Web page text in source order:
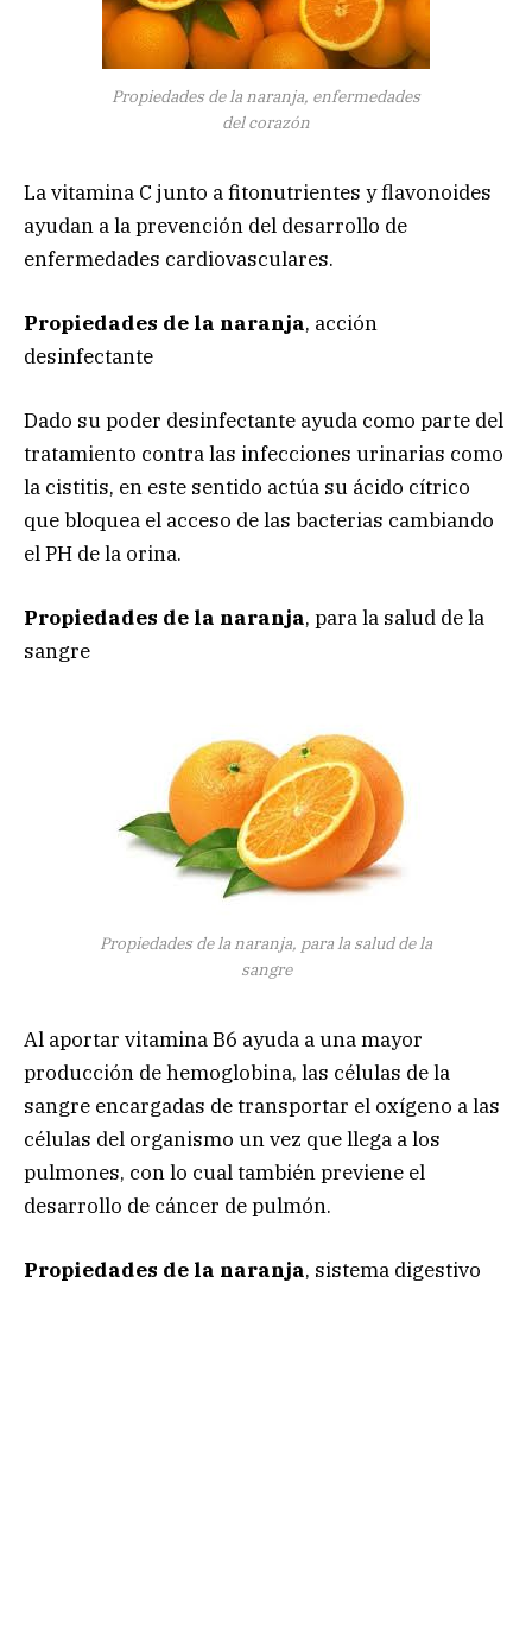
Propiedades de la naranja, enfermedades
del corazón
La vitamina C junto a fitonutrientes y flavonoides
ayudan a la prevención del desarrollo de
enfermedades cardiovasculares.
Propiedades de la naranja, acción
desinfectante
Dado su poder desinfectante ayuda como parte del
tratamiento contra las infecciones urinarias como
la cistitis, en este sentido actúa su ácido cítrico
que bloquea el acceso de las bacterias cambiando
el PH de la orina.
Propiedades de la naranja, para la salud de la
sangre
Propiedades de la naranja, para la salud de la
sangre
Al aportar vitamina B6 ayuda a una mayor
producción de hemoglobina, las células de la
sangre encargadas de transportar el oxígeno a las
células del organismo un vez que llega a los
pulmones, con lo cual también previene el
desarrollo de cáncer de pulmón.
Propiedades de la naranja, sistema digestivo